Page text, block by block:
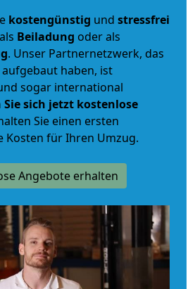
kostengünstig und stressfrei
Beiladung oder als
. Unser Partnernetzwerk, das
haben, ist
sogar international
Sie sich jetzt kostenlose
Sie einen ersten
Kosten für Ihren Umzug.
Angebote erhalten